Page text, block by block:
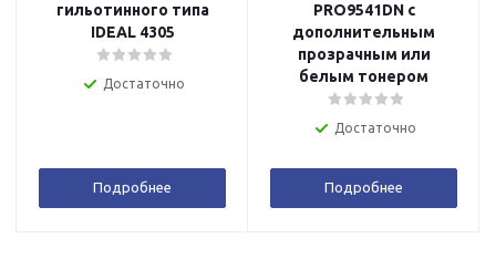
гильотинного типа
IDEAL 4305
Достаточно
Подробнее
PRO9541DN с
дополнительным
прозрачным или
белым тонером
Достаточно
Подробнее